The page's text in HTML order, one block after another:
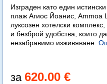
Изграден като един
плаж Агиос Йоанис, Ammoa
луксозен хотелски
и безброй удобства, които
незабравимо изживяване.
620.00 €